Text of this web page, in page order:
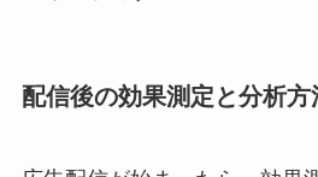
配信後の効果測定と分析方